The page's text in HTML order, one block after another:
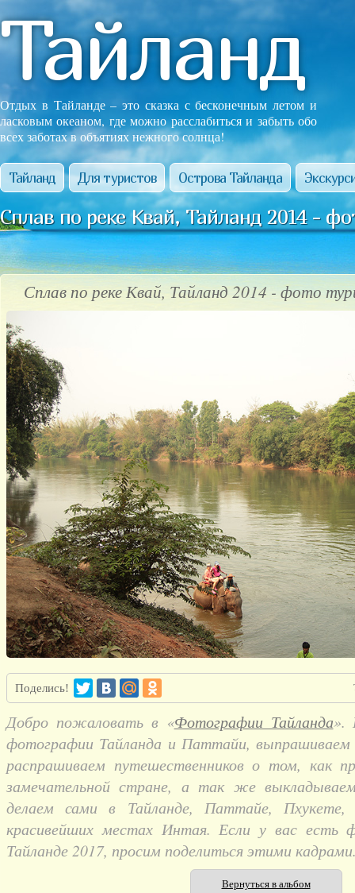
Тайланд
Отдых в Тайланде – это сказка с бесконечным летом и
ласковым океаном, где можно расслабиться и забыть обо
всех заботах в объятиях нежного солнца!
Тайланд Для туристов Острова Тайланда
Сплав по реке Квай, Тайланд 2014 -
Сплав по реке Квай, Тайланд 2014 - фото
Поделись!
Добро пожаловать в «Фотографии Тайланда».
фотографии Тайланда и Паттайи, выпрашиваем
распрашиваем путешественников о том, как
замечательной стране, а так же
делаем сами в Тайланде, Паттайе,
красивейших местах Интая. Если у вас есть
Тайланде 2017, просим поделиться этими
Вернуться в альбом